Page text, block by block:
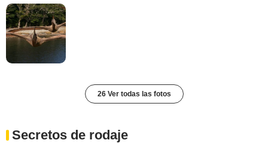
26 Ver todas las fotos
Secretos de rodaje